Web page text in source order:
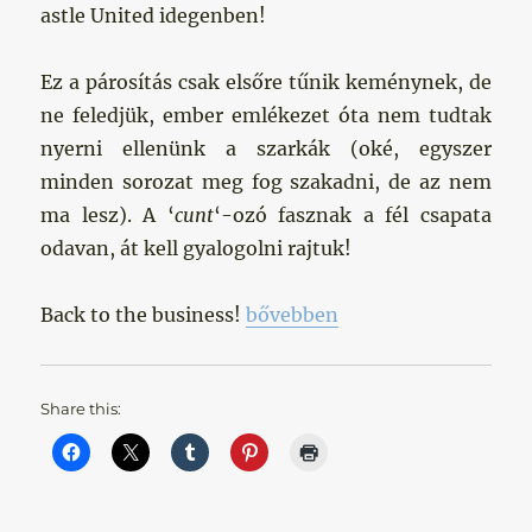
astle United idegenben!
Ez a párosítás csak elsőre tűnik keménynek, de
ne feledjük, ember emlékezet óta nem tudtak
nyerni ellenünk a szarkák (oké, egyszer
minden sorozat meg fog szakadni, de az nem
ma lesz). A ‘cunt‘-ozó fasznak a fél csapata
odavan, át kell gyalogolni rajtuk!
Back to the business!„Kedvenc ellenfelem”
bővebben
Share this: